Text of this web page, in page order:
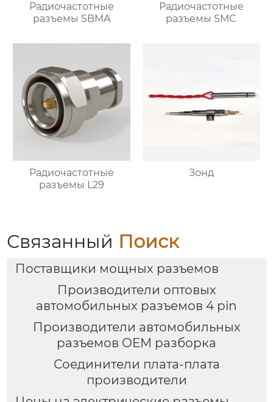
Радиочастотные
разъемы SBMA
Радиочастотные
разъемы SMC
Радиочастотные
разъемы L29
Зонд
Связанный Поиск
Поставщики мощных разъемов
Производители оптовых
автомобильных разъемов 4 pin
Производители автомобильных
разъемов OEM разборка
Соединители плата-плата
производители